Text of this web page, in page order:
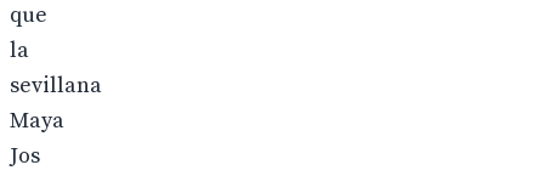
que
la
sevillana
Maya
Jos